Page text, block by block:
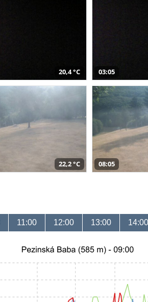
20,4 °C 03:05
22,2 °C 08:05
11:00 12:00 13:00 14:00